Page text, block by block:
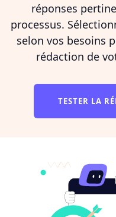
réponses
processus.
selon vos besoins
rédaction de
TESTER LA